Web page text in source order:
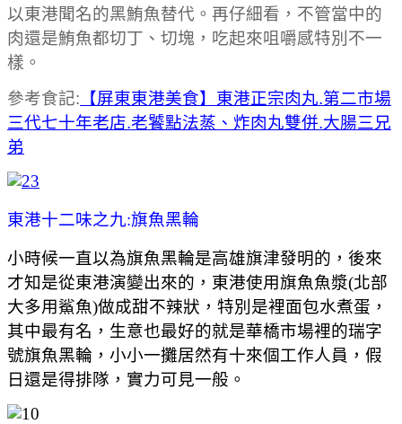
以東港聞名的黑鮪魚替代。再仔細看，不管當中的
肉還是鮪魚都切丁、切塊，吃起來咀嚼感特別不一
樣。
參考食記: 【屏東東港美食】東港正宗肉丸.第二市場
三代七十年老店.老饕點法蒸、炸肉丸雙併.大腸三兄
弟
東港十二味之九:旗魚黑輪
小時候一直以為旗魚黑輪是高雄旗津發明的，後來
才知是從東港演變出來的，東港使用旗魚魚漿(北部
大多用鯊魚)做成甜不辣狀，特別是裡面包水煮蛋，
其中最有名，生意也最好的就是華橋市場裡的瑞字
號旗魚黑輪，小小一攤居然有十來個工作人員，假
日還是得排隊，實力可見一般。